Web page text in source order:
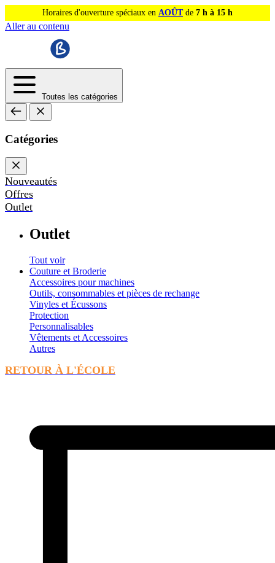
Horaires d'ouverture spéciaux en AOÛTde 7 h à 15 h
Aller au contenu
Toutes les catégories
Catégories
Nouveautés
Offres
Outlet
Outlet
Tout voir
Couture et Broderie
Accessoires pour machines
Outils, consommables et pièces de rechange
Vinyles et Écussons
Protection
Personnalisables
Vêtements et Accessoires
Autres
RETOUR À L'ÉCOLE